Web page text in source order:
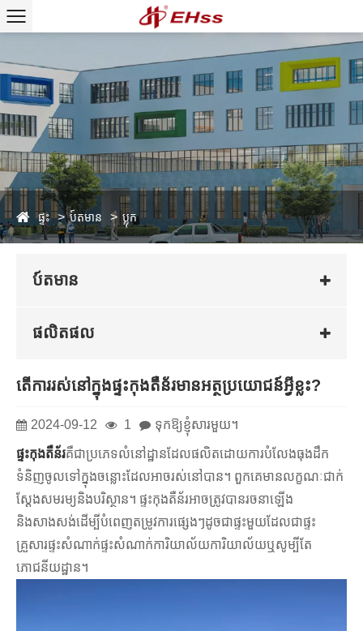
ផ្ទះ ប៍តមាន ប្លុក
ប៍តមាន
ផលិតផល
តើការរស់នៅក្នុងផ្ទះកុងតឺន័រមានអត្ថប្រយោជន៍អ្វីខ្លះ?
2024-09-12 1 ទុកឱ្យខ្ញុំសារមួយ។
ផ្ទះកុងតឺន័រគឺជាប្រភេទលំនៅដ្ឋានដែលផលិតដោយការបំលែងធុងដឹក
ទំនិញចូលទៅក្នុងចន្លោះដែលអាចរស់នៅបាន។ ពួកគេមានលក្ខណៈជាក់
ស្តែងសមរម្យនិងបរិស្ថាន។ ផ្ទះកុងតឺន័រអាចត្រូវបានរចនាឡើង
និងសាងសង់ដើម្បីបំពេញតម្រូវការផ្សេងៗដូចជាផ្ទះមួយដែលជាផ្ទះ
គ្រួសារផ្ទះសំណាក់ផ្ទះសំណាក់ការិយាល័យការិយាល័យឬសូម្បីតែ
ភោជនីយដ្ឋាន។